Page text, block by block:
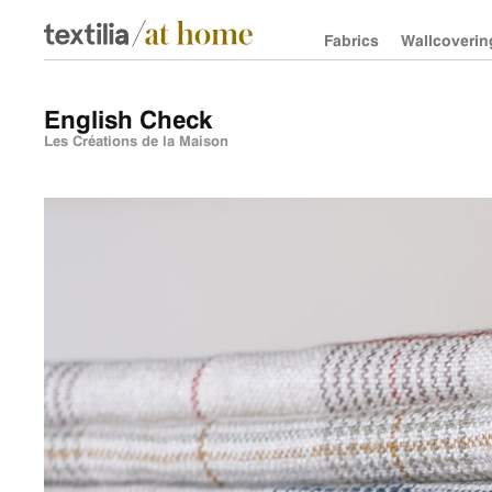
Fabrics
English Check
Les Créations de la Maison